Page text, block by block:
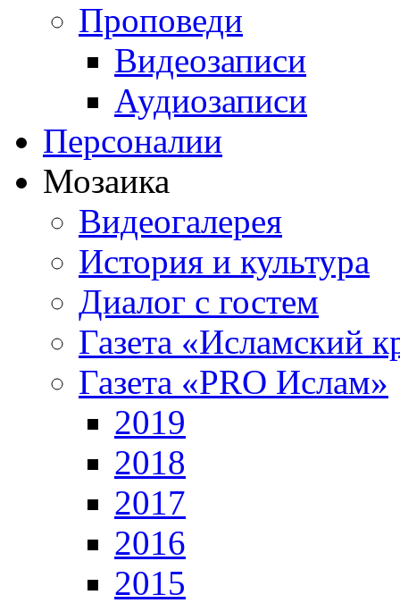
Проповеди
Видеозаписи
Аудиозаписи
Персоналии
Мозаика
Видеогалерея
История и культура
Диалог с гостем
Газета «Исламский
Газета «PRO Ислам»
2019
2018
2017
2016
2015